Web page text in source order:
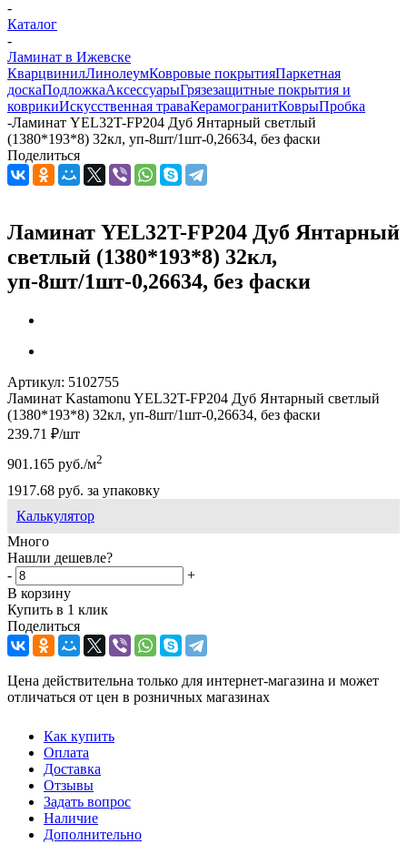
-
Каталог
-
Ламинат в Ижевске
КварцвинилЛинолеумКовровые покрытияПаркетная
доскаПодложкаАксессуарыГрязезащитные покрытия и
коврикиИскусственная траваКерамогранитКоврыПробка
-Ламинат YEL32T-FP204 Дуб Янтарный светлый
(1380*193*8) 32кл, уп-8шт/1шт-0,26634, без фаски
Поделиться
Ламинат YEL32T-FP204 Дуб Янтарный
светлый (1380*193*8) 32кл,
уп-8шт/1шт-0,26634, без фаски
Артикул: 5102755
Ламинат Kastamonu YEL32T-FP204 Дуб Янтарный светлый
(1380*193*8) 32кл, уп-8шт/1шт-0,26634, без фаски
239.71 ₽/шт
901.165 руб./м2
1917.68 руб. за упаковку
Калькулятор
Много
Нашли дешевле?
-
+
В корзину
Купить в 1 клик
Поделиться
Цена действительна только для интернет-магазина и может
отличаться от цен в розничных магазинах
Как купить
Оплата
Доставка
Отзывы
Задать вопрос
Наличие
Дополнительно